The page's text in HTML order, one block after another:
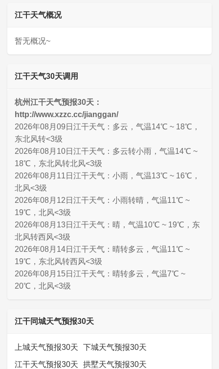
江干天气概况
暂无概况~
江干天气30天调用
杭州江干天气预报30天：
http://www.xzzc.cc/jianggan/
2026年08月09日江干天气：多云，气温14℃ ~ 18℃，
东北风转<3级
2026年08月10日江干天气：多云转小雨，气温14℃ ~
18℃，东北风转北风<3级
2026年08月11日江干天气：小雨，气温13℃ ~ 16℃，
北风<3级
2026年08月12日江干天气：小雨转晴，气温11℃ ~
19℃，北风<3级
2026年08月13日江干天气：晴，气温10℃ ~ 19℃，东
北风转西风<3级
2026年08月14日江干天气：晴转多云，气温11℃ ~
19℃，东北风转西风<3级
2026年08月15日江干天气：晴转多云，气温7℃ ~
20℃，北风<3级
江干同城天气预报30天
上城天气预报30天 下城天气预报30天
江干天气预报30天 拱墅天气预报30天